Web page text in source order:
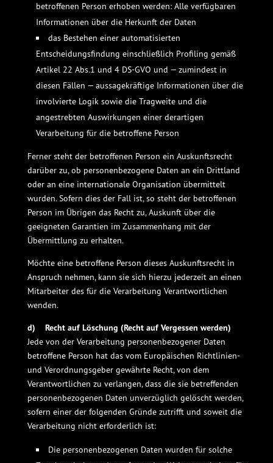
betroffenen Person erhoben werden: Alle verfügbaren
Informationen über die Herkunft der Daten
das Bestehen einer automatisierten
Entscheidungsfindung einschließlich Profiling gemäß
Artikel 22 Abs.1 und 4 DS-GVO und — zumindest in
diesen Fällen — aussagekräftige Informationen über die
involvierte Logik sowie die Tragweite und die
angestrebten Auswirkungen einer derartigen
Verarbeitung für die betroffene Person
Ferner steht der betroffenen Person ein Auskunftsrecht
darüber zu, ob personenbezogene Daten an ein Drittland
oder an eine internationale Organisation übermittelt
wurden. Sofern dies der Fall ist, so steht der betroffenen
Person im Übrigen das Recht zu, Auskunft über die
geeigneten Garantien im Zusammenhang mit der
Übermittlung zu erhalten.
Möchte eine betroffene Person dieses Auskunftsrecht in
Anspruch nehmen, kann sie sich hierzu jederzeit an einen
Mitarbeiter des für die Verarbeitung Verantwortlichen
wenden.
d) Recht auf Löschung (Recht auf Vergessen werden)
Jede von der Verarbeitung personenbezogener Daten
betroffene Person hat das vom Europäischen Richtlinien-
und Verordnungsgeber gewährte Recht, von dem
Verantwortlichen zu verlangen, dass die sie betreffenden
personenbezogenen Daten unverzüglich gelöscht werden,
sofern einer der folgenden Gründe zutrifft und soweit die
Verarbeitung nicht erforderlich ist:
Die personenbezogenen Daten wurden für solche